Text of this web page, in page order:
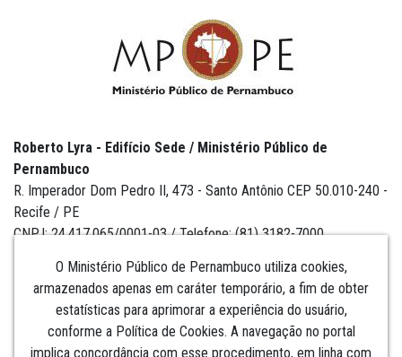
O Ministério Público de Pernambuco utiliza cookies,
armazenados apenas em caráter temporário, a fim de obter
estatísticas para aprimorar a experiência do usuário,
conforme a Política de Cookies. A navegação no portal
implica concordância com esse procedimento, em linha com
Roberto Lyra - Edifício Sede / Ministério Público de
Pernambuco
R. Imperador Dom Pedro II, 473 - Santo Antônio CEP 50.010-240 -
Recife / PE
CNPJ: 24.417.065/0001-03 / Telefone: (81) 3182-7000
Institucional